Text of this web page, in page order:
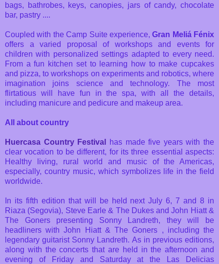
bags, bathrobes, keys, canopies, jars of candy, chocolate
bar, pastry ....
Coupled with the Camp Suite experience,Gran Meliá Fénix
offers a varied proposal of workshops and events for
children with personalized settings adapted to every need.
From a fun kitchen set to learning how to make cupcakes
and pizza, to workshops on experiments and robotics, where
imagination joins science and technology. The most
flirtatious will have fun in the spa, with all the details,
including manicure and pedicure and makeup area.
All about country
Huercasa Country Festival
has made five years with the
clear vocation to be different, for its three essential aspects:
Healthy living, rural world and music of the Americas,
especially, country music, which symbolizes life in the field
worldwide.
In its fifth edition that will be held next July 6, 7 and 8 in
Riaza (Segovia), Steve Earle & The Dukes and John Hiatt &
The Goners presenting Sonny Landreth, they will be
headliners with John Hiatt & The Goners , including the
legendary guitarist Sonny Landreth. As in previous editions,
along with the concerts that are held in the afternoon and
evening of Friday and Saturday at the Las Delicias